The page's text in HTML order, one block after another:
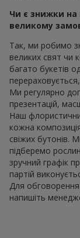
Чи є знижки на
великому
Так, ми робимо
великих свят чи
багато букетів
Ми регулярно
презентацій,
Наш
кожна
свіжих бутонів.
підберемо
зручний графік
партій
Для
напишіть